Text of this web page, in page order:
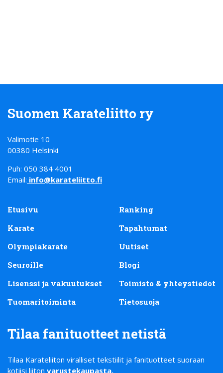
Suomen Karateliitto ry
Valimotie 10
00380 Helsinki
Puh: 050 384 4001
Email: info@karateliitto.fi
Etusivu
Karate
Olympiakarate
Seuroille
Lisenssi ja vakuutukset
Tuomaritoiminta
Ranking
Tapahtumat
Uutiset
Blogi
Toimisto & yhteystiedot
Tietosuoja
Tilaa fanituotteet netistä
Tilaa Karateliiton viralliset tekstiilit ja fanituotteet suoraan
kotiisi liiton varustekaupasta.